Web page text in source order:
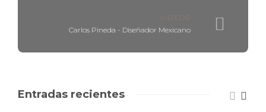
VIDEOS
Carlos Pineda - Diseñador Mexicano
Entradas recientes